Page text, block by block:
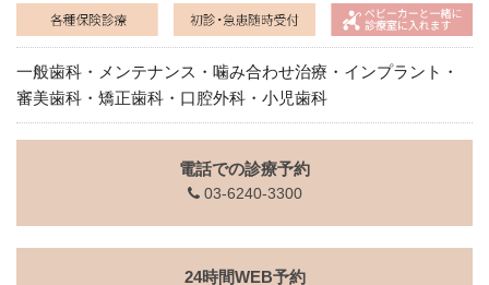
一般歯科・メンテナンス・噛み合わせ治療・インプラント・
審美歯科・矯正歯科・口腔外科・小児歯科
電話での診療予約
03-6240-3300
24時間WEB予約